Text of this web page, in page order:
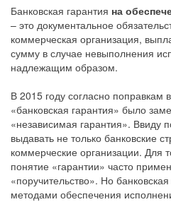
Банковская гарантия на
– это документальное
коммерческая организация,
сумму в случае невыполнения
надлежащим образом.
В 2015 году согласно поправкам
«банковская гарантия» было
«независимая гарантия». Ввиду
выдавать не только банковские
коммерческие организации. Для
понятие «гарантии» часто
«поручительство». Но
методами обеспечения